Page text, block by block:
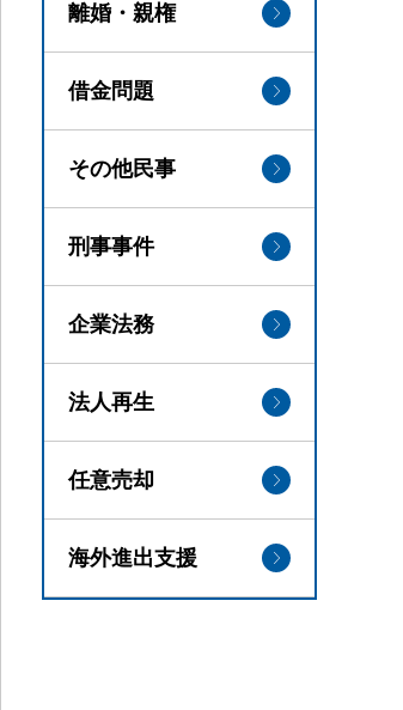
離婚・親権
借金問題
その他民事
刑事事件
企業法務
法人再生
任意売却
海外進出支援